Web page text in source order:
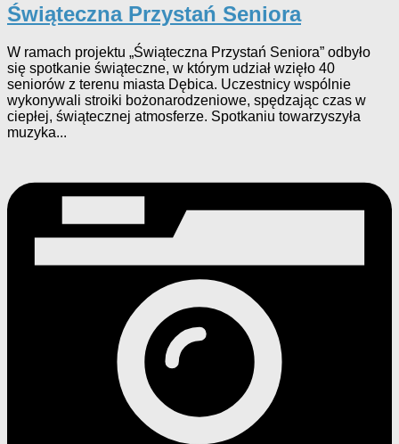
Świąteczna Przystań Seniora
W ramach projektu „Świąteczna Przystań Seniora” odbyło
się spotkanie świąteczne, w którym udział wzięło 40
seniorów z terenu miasta Dębica. Uczestnicy wspólnie
wykonywali stroiki bożonarodzeniowe, spędzając czas w
ciepłej, świątecznej atmosferze. Spotkaniu towarzyszyła
muzyka...